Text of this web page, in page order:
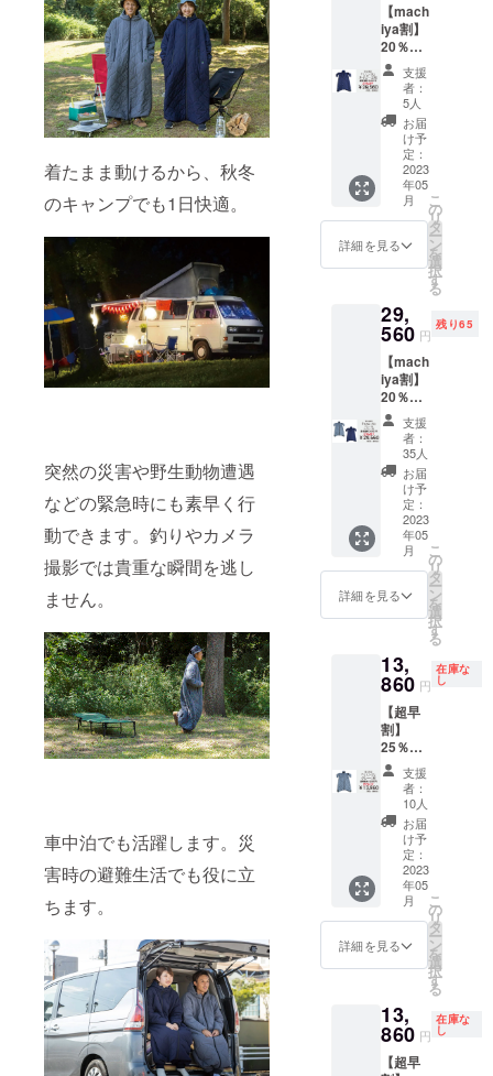
着たまま動けるから、秋冬
のキャンプでも1日快適。
突然の災害や野生動物遭遇
などの緊急時にも素早く行
動できます。釣りやカメラ
撮影では貴重な瞬間を逃し
ません。
車中泊でも活躍します。災
害時の避難生活でも役に立
ちます。
【mach
iya割】
20％オ
フ モ
モン
ガ・ネ
イビー
２枚
セット
「一般
販売価
36,960
円の
20％オ
支援
者：
5人
お届
け予
定：
2023
年05
月
詳細を見る
こ
の
リ
タ
ー
ン
を
選
択
す
る
29,
560 円
残り65
【mach
iya割】
20％オ
フ モ
モンガ
２枚
セット
（グ
レー１
枚、ネ
イビー
１枚）
「一般
販売価
格
20％オ
フ」
支援
者：
35人
お届
け予
定：
2023
年05
月
詳細を見る
こ
の
リ
タ
ー
ン
を
選
択
す
る
13,
860 円
在庫な
し
【超早
割】
25％オ
フ モ
モン
ガ・グ
レー１
枚 「一
般販売
価格
18,480
円の
25％オ
フ」
支援
者：
10人
お届
け予
定：
2023
年05
月
詳細を見る
こ
の
リ
タ
ー
ン
を
選
択
す
る
13,
860 円
在庫な
し
【超早